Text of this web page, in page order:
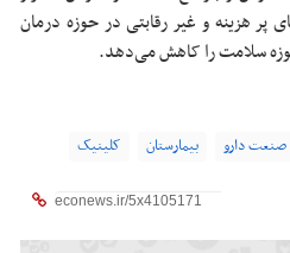
پر هزینه و غیر رقابتی در حوزه درمان
سلامت را کاهش می‌دهد.
صنعت دارو بیمارستان کلینیک